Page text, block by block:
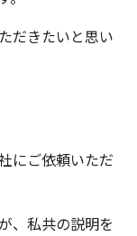
だきたいと思い
にご依頼いただ
、私共の説明を